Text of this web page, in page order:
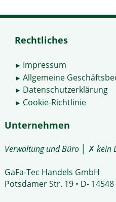
Rechtliches
► Impressum
► Allgemeine
► Datenschutzerklärung
► Cookie-Richtlinie
Unternehmen
Verwaltung und Büro│ ✗ kein
GaFa-Tec Handels GmbH
Potsdamer Str. 19 • D-